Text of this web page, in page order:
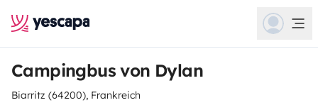
Campingbus von Dylan
Biarritz (64200), Frankreich